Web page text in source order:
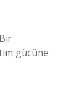
gücüne